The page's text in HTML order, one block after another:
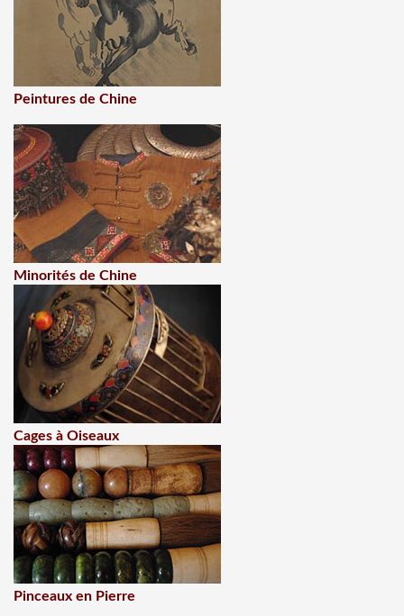
Peintures de Chine
Minorités de Chine
Cages à Oiseaux
Pinceaux en Pierre